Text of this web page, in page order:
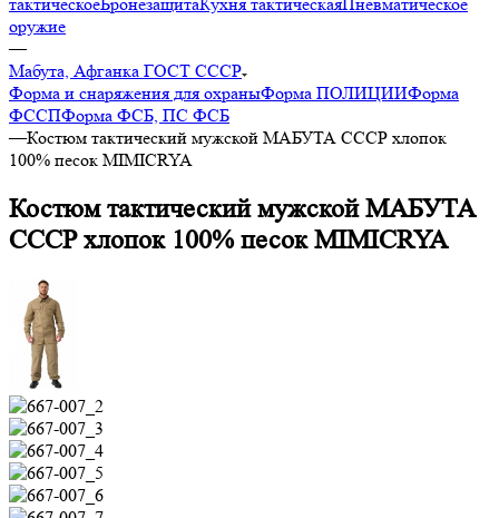
оружие
—
Мабута, Афганка ГОСТ СССР
Форма и снаряжения для охраныФорма ПОЛИЦИИФорма
ФССПФорма ФСБ, ПС ФСБ
—Костюм тактический мужской МАБУТА СССР хлопок
100% песок MIMICRYA
Костюм тактический мужской МАБУТА
СССР хлопок 100% песок MIMICRYA